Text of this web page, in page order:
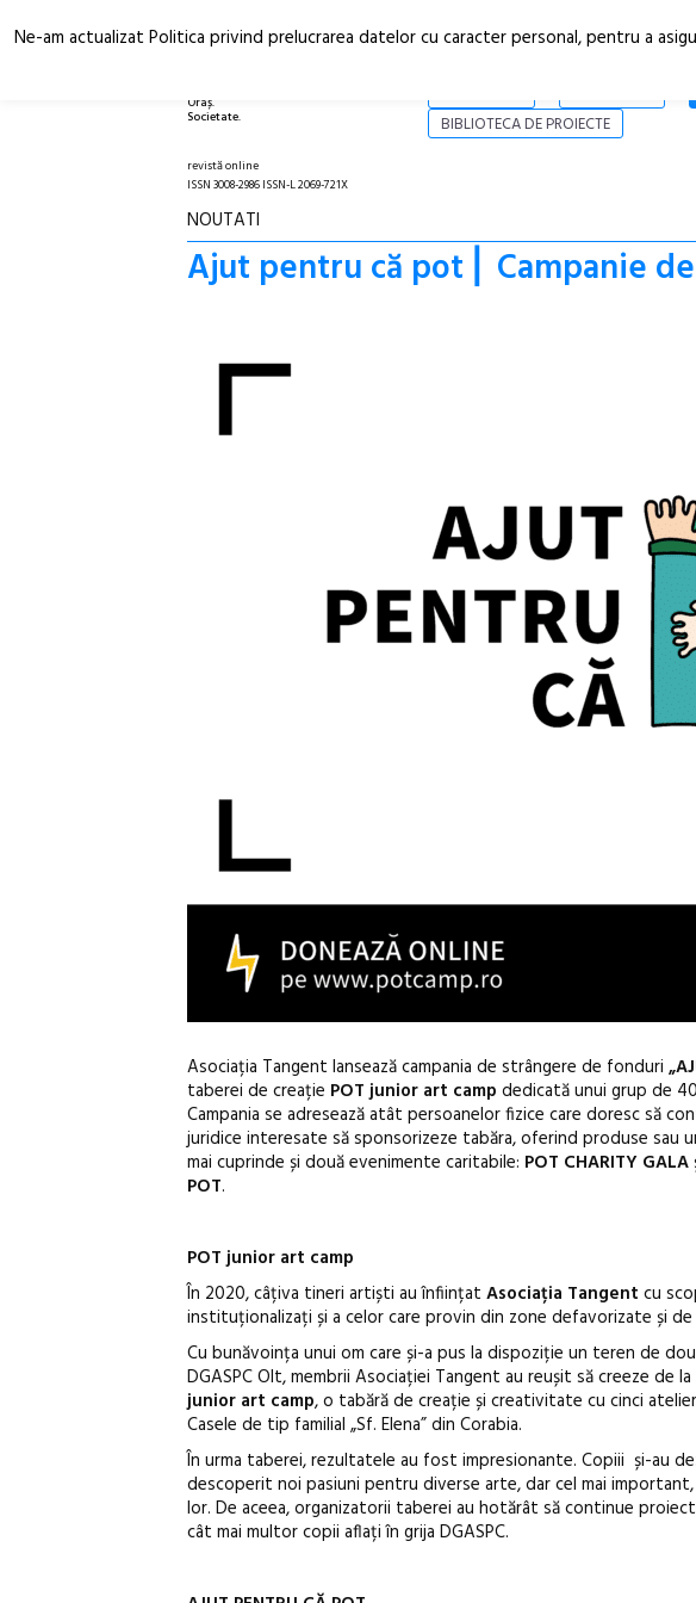
Oraș.
Societate.
BIBLIOTECA DE PROIECTE
revistă online
ISSN 3008-2986 ISSN-L 2069-721X
NOUTATI
Ajut pentru că pot ⎢ Campanie
Asociația Tangent lansează campania de strângere de fonduri
taberei de creație POT junior art camp dedicată unui grup de
Campania se adresează atât persoanelor fizice care doresc să
juridice interesate să sponsorizeze tabăra, oferind produse sau
mai cuprinde și două evenimente caritabile: POT CHARITY GALA
POT.
POT junior art camp
În 2020, câțiva tineri artiști au înființat Asociația Tangent cu
instituționalizați și a celor care provin din zone defavorizate și
Cu bunăvoința unui om care și-a pus la dispoziție un teren de
DGASPC Olt, membrii Asociației Tangent au reușit să creeze de
junior art camp, o tabără de creație și creativitate cu cinci
Casele de tip familial „Sf. Elena” din Corabia.
În urma taberei, rezultatele au fost impresionante. Copiii și-au
descoperit noi pasiuni pentru diverse arte, dar cel mai
lor. De aceea, organizatorii taberei au hotărât să continue
cât mai multor copii aflați în grija DGASPC.
Ne-am actualizat Politica privind prelucrarea datelor cu caracter personal, pentru a